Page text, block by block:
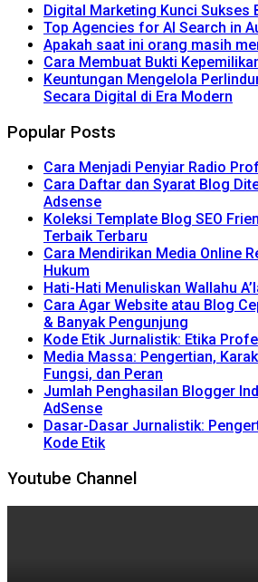
Digital Marketing Kunci Sukses
Top Agencies for AI Search in
Apakah saat ini orang masih
Cara Membuat Bukti
Keuntungan Mengelola
Secara Digital di Era Modern
Popular Posts
Cara Menjadi Penyiar Radio
Cara Daftar dan Syarat Blog
Adsense
Koleksi Template Blog SEO
Terbaik Terbaru
Cara Mendirikan Media Online
Hukum
Hati-Hati Menuliskan Wallahu
Cara Agar Website atau Blog
& Banyak Pengunjung
Kode Etik Jurnalistik: Etika
Media Massa: Pengertian,
Fungsi, dan Peran
Jumlah Penghasilan Blogger
AdSense
Dasar-Dasar Jurnalistik:
Kode Etik
Youtube Channel